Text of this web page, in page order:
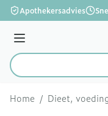
Ga naar de inhoud
Apothekersadvies
Menu
Product, merk,
Home / Dieet,